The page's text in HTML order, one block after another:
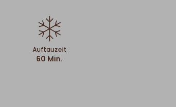
Auftauzeit
60 Min.